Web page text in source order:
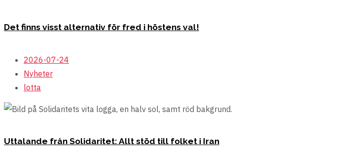
Det finns visst alternativ för fred i höstens val!
2026-07-24
Nyheter
lotta
Uttalande från Solidaritet: Allt stöd till folket i Iran